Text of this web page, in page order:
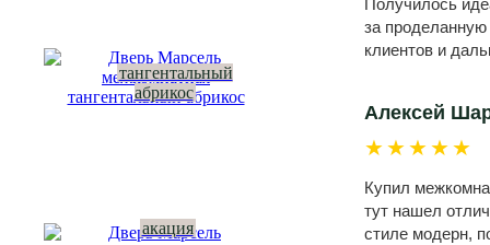
тангентальный
абрикос
акация
Получилось
за
клиентов и
Алексей
★★★★★
Купил
тут нашел
стиле модерн,